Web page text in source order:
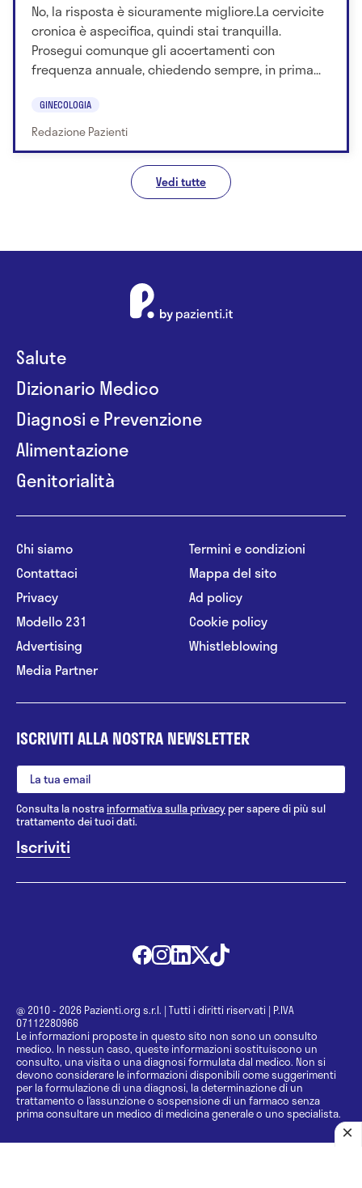
No, la risposta è sicuramente migliore.La cervicite
cronica è aspecifica, quindi stai tranquilla.
Prosegui comunque gli accertamenti con
frequenza annuale, chiedendo sempre, in prima...
GINECOLOGIA
Redazione Pazienti
Vedi tutte
Salute
Dizionario Medico
Diagnosi e Prevenzione
Alimentazione
Genitorialità
Chi siamo
Contattaci
Privacy
Modello 231
Advertising
Media Partner
Termini e condizioni
Mappa del sito
Ad policy
Cookie policy
Whistleblowing
ISCRIVITI ALLA NOSTRA NEWSLETTER
Consulta la nostrainformativa sulla privacy per sapere di più sul
trattamento dei tuoi dati.
@ 2010 - 2026 Pazienti.org s.r.l. | Tutti i diritti riservati | P.IVA
07112280966
Le informazioni proposte in questo sito non sono un consulto
medico. In nessun caso, queste informazioni sostituiscono un
consulto, una visita o una diagnosi formulata dal medico. Non si
devono considerare le informazioni disponibili come suggerimenti
per la formulazione di una diagnosi, la determinazione di un
trattamento o l’assunzione o sospensione di un farmaco senza
prima consultare un medico di medicina generale o uno specialista.